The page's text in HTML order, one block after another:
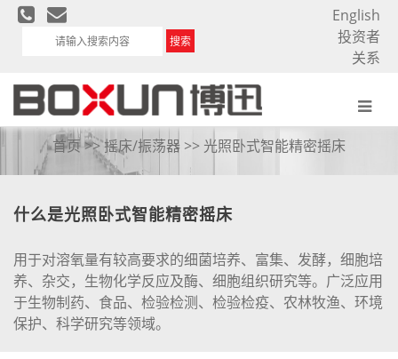
搜索
English
投资者
关系
光照卧式智能精密摇床
首页>>摇床/振荡器 >> 光照卧式智能精密摇床
什么是光照卧式智能精密摇床
用于对溶氧量有较高要求的细菌培养、富集、发酵，细胞培
养、杂交，生物化学反应及酶、细胞组织研究等。广泛应用
于生物制药、食品、检验检测、检验检疫、农林牧渔、环境
保护、科学研究等领域。